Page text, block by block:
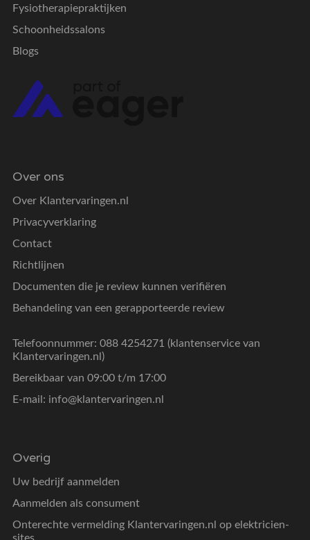
Fysiotherapiepraktijken
Schoonheidssalons
Blogs
Over ons
Over Klantervaringen.nl
Privacyverklaring
Contact
Richtlijnen
Documenten die je review kunnen verifiëren
Behandeling van een gerapporteerde review
Telefoonnummer: 088 4254271 (klantenservice van
Klantervaringen.nl)
Bereikbaar van 09:00 t/m 17:00
E-mail: info@klantervaringen.nl
Overig
Uw bedrijf aanmelden
Aanmelden als consument
Onterechte vermelding Klantervaringen.nl op elektricien-